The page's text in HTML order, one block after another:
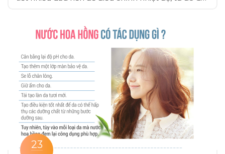
lượng vừa phải không gây bí bách cho da
23